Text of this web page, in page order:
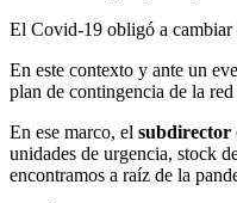
El Covid-19 obligó a cambiar
En este contexto y ante un
plan de contingencia de la
En ese marco, el subdirector
unidades de urgencia, stock
encontramos a raíz de la